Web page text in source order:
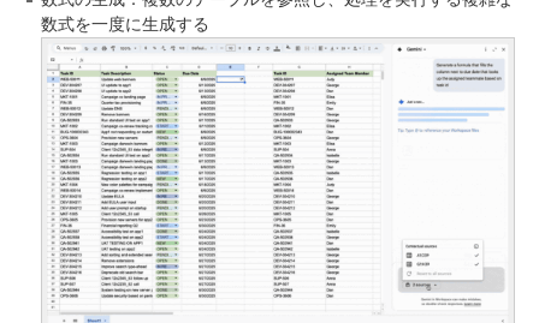
数式を一度に生成する